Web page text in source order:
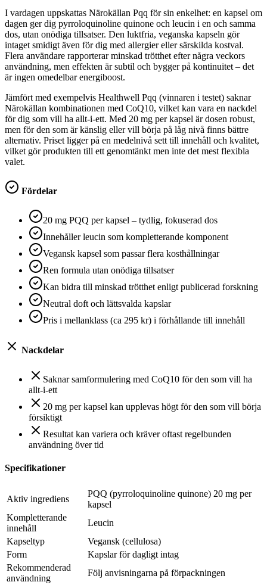
I vardagen uppskattas Närokällan Pqq för sin enkelhet: en kapsel om
dagen ger dig pyrroloquinoline quinone och leucin i en och samma
dos, utan onödiga tillsatser. Den luktfria, veganska kapseln gör
intaget smidigt även för dig med allergier eller särskilda kostval.
Flera användare rapporterar minskad trötthet efter några veckors
användning, men effekten är subtil och bygger på kontinuitet – det
är ingen omedelbar energiboost.
Jämfört med exempelvis Healthwell Pqq (vinnaren i testet) saknar
Närokällan kombinationen med CoQ10, vilket kan vara en nackdel
för dig som vill ha allt-i-ett. Med 20 mg per kapsel är dosen robust,
men för den som är känslig eller vill börja på låg nivå finns bättre
alternativ. Priset ligger på en medelnivå sett till innehåll och kvalitet,
vilket gör produkten till ett genomtänkt men inte det mest flexibla
valet.
Fördelar
20 mg PQQ per kapsel – tydlig, fokuserad dos
Innehåller leucin som kompletterande komponent
Vegansk kapsel som passar flera kosthållningar
Ren formula utan onödiga tillsatser
Kan bidra till minskad trötthet enligt publicerad forskning
Neutral doft och lättsvalda kapslar
Pris i mellanklass (ca 295 kr) i förhållande till innehåll
Nackdelar
Saknar samformulering med CoQ10 för den som vill ha
allt-i-ett
20 mg per kapsel kan upplevas högt för den som vill börja
försiktigt
Resultat kan variera och kräver oftast regelbunden
användning över tid
Specifikationer
Aktiv ingrediens
PQQ (pyrroloquinoline quinone) 20 mg per
kapsel
Kompletterande
innehåll
Leucin
Kapseltyp
Vegansk (cellulosa)
Form
Kapslar för dagligt intag
Rekommenderad
användning
Följ anvisningarna på förpackningen